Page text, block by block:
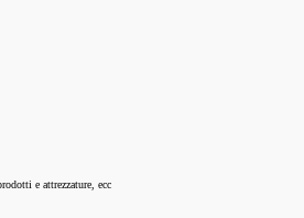
e attrezzature, ecc